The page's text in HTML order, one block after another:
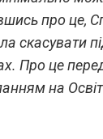
про це,
скасувати
Про це
на